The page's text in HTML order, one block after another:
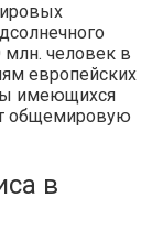
млн. человек в
европейских
имеющихся
общемировую
в